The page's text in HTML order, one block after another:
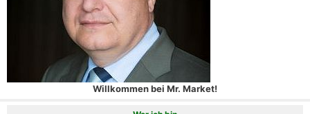
Willkommen bei Mr. Market!